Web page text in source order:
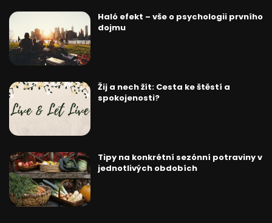
Haló efekt – vše o psychologii prvního
dojmu
Žij a nech žít: Cesta ke štěstí a
spokojenosti?
Tipy na konkrétní sezónní potraviny v
jednotlivých obdobích